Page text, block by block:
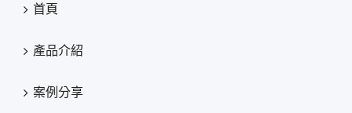
首頁
產品介紹
案例分享